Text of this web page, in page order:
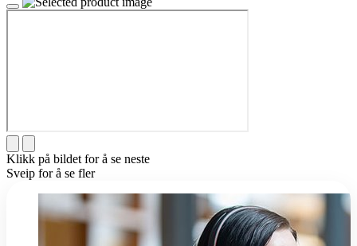
Klikk på bildet for å se neste
Sveip for å se fler